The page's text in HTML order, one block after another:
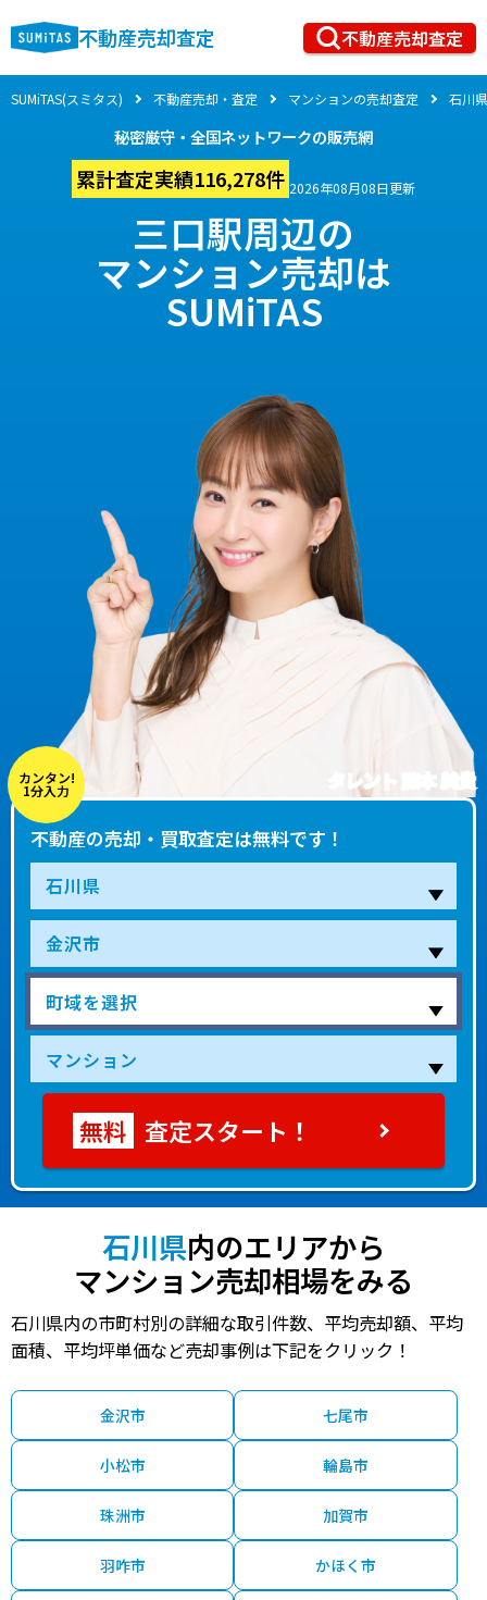
不動産売却査定 不動産売却査定
SUMiTAS(スミタス) 不動産売却・査定 マンションの売却査定 石川県
秘密厳守・全国ネットワークの販売網
累計査定実績116,278件 2026年08月08日更新
三口駅周辺の
マンション売却は
SUMiTAS
タレント 藤本 美貴
カンタン!
1分入力
不動産の売却・買取査定は無料です！
査定スタート！
石川県内のエリアから
マンション売却相場をみる
石川県内の市町村別の詳細な取引件数、平均売却額、平均
面積、平均坪単価など売却事例は下記をクリック！
金沢市 七尾市
小松市 輪島市
珠洲市 加賀市
羽咋市 かほく市